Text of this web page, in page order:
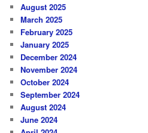
August 2025
March 2025
February 2025
January 2025
December 2024
November 2024
October 2024
September 2024
August 2024
June 2024